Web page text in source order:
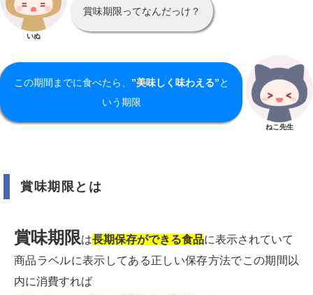
いぬ
賞味期限ってなんだっけ？
この期間までに食べたら、 ”美味しく味わえる”と
いう期限
ねこ先生
賞味期限とは
賞味期限は長期保存ができる食品に表示されていて
商品ラベルに表示してある正しい保存方法でこの期間以
内に消費すれば